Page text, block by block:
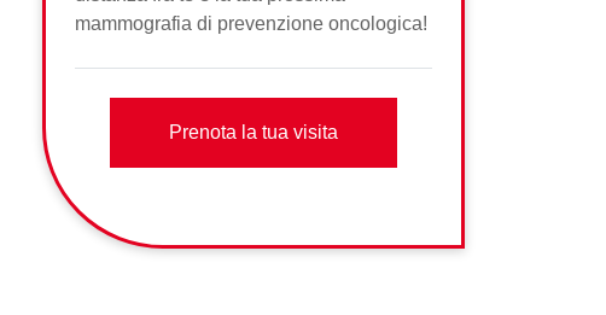
mammografia di prevenzione oncologica!
Prenota la tua visita